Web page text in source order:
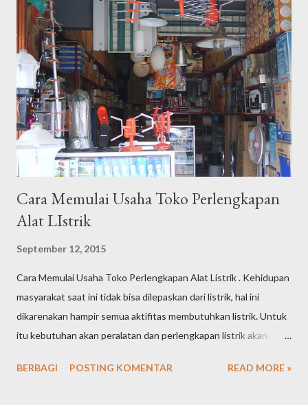
lakukan dan apa yang menjadi tugas pokok saya adalah satu,
berusaha mendaratkan kata kunci / keyword dari klien untuk bisa
berada di halaman 1 Google.co.id dengan semulus dan se-efektif
mungkin dengan rentang waktu tertentu dengan tujuan
kenaikan jumlah kunjungan yang berlanjut kepada target "
buying " sebagai end process di website klien. Saat ini, saya
telah memiliki puluhan klien yang terbagi atas bisnis personal
dan bad...
Cara Memulai Usaha Toko Perlengkapan
Alat LIstrik
September 12, 2015
Cara Memulai Usaha Toko Perlengkapan Alat Listrik . Kehidupan
masyarakat saat ini tidak bisa dilepaskan dari listrik, hal ini
dikarenakan hampir semua aktifitas membutuhkan listrik. Untuk
itu kebutuhan akan peralatan dan perlengkapan listrik akan
masyarakat akan peralatan listrik tentu saja menjadikan peluang
BERBAGI POSTING KOMENTAR READ MORE »